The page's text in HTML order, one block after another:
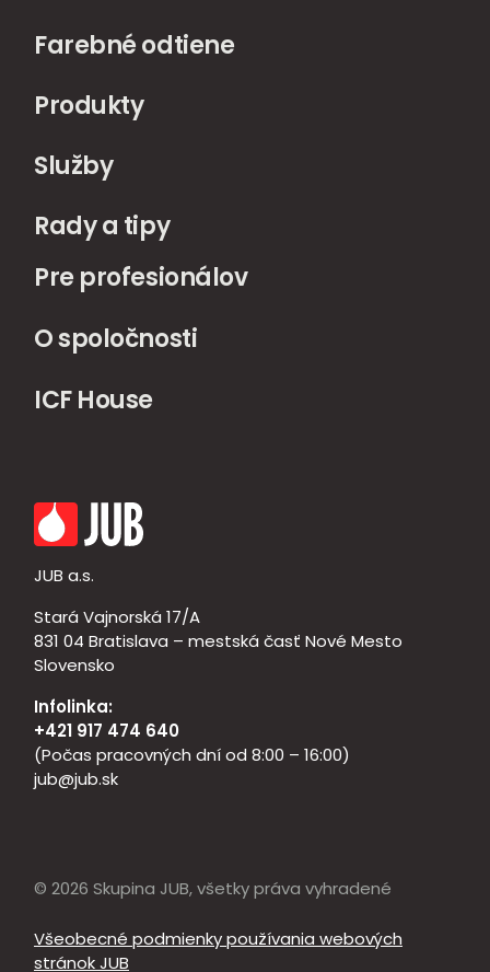
Farebné odtiene
Produkty
Služby
Rady a tipy
Pre profesionálov
O spoločnosti
ICF House
JUB a.s.
Stará Vajnorská 17/A
831 04 Bratislava – mestská časť Nové Mesto
Slovensko
Infolinka:
+421 917 474 640
(Počas pracovných dní od 8:00 – 16:00)
jub@jub.sk
© 2026 Skupina JUB, všetky práva vyhradené
Všeobecné podmienky používania webových
stránok JUB